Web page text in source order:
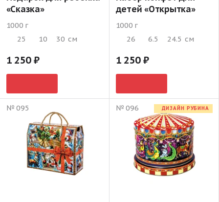
«Сказка»
1000 г
25
10 30 см
1 250
детей «Открытка»
1000 г
26
6.5 24.5 см
1 250
№ 095 № 096 ДИЗАЙН РУБИНА